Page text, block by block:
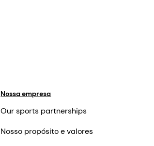
Nossa empresa
Our sports partnerships
Nosso propósito e valores